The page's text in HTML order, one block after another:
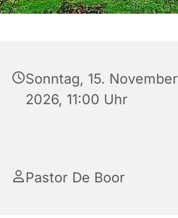
Sonntag, 15. November
2026, 11:00 Uhr
Pastor De Boor